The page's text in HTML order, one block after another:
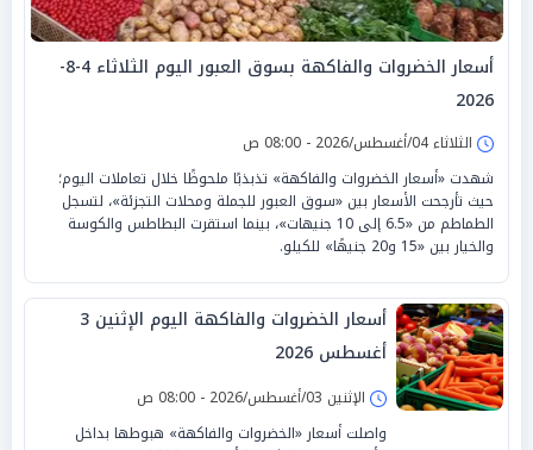
أسعار الخضروات والفاكهة بسوق العبور اليوم الثلاثاء 4-8-
2026
الثلاثاء 04/أغسطس/2026 - 08:00 ص
شهدت «أسعار الخضروات والفاكهة» تذبذبًا ملحوظًا خلال تعاملات اليوم؛
حيث تأرجحت الأسعار بين «سوق العبور للجملة ومحلات التجزئة»، لتسجل
الطماطم من «6.5 إلى 10 جنيهات»، بينما استقرت البطاطس والكوسة
والخيار بين «15 و20 جنيهًا» للكيلو.
أسعار الخضروات والفاكهة اليوم الإثنين 3
أغسطس 2026
الإثنين 03/أغسطس/2026 - 08:00 ص
واصلت أسعار «الخضروات والفاكهة» هبوطها بداخل